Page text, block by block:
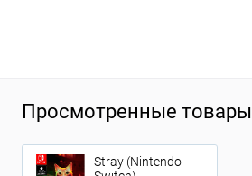
Просмотренные товары
Stray (Nintendo